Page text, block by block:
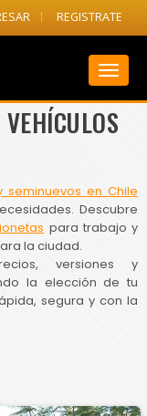
REGISTRATE
en Chile
Descubre
para trabajo y
la ciudad.
versiones y
la elección de tu
segura y con la